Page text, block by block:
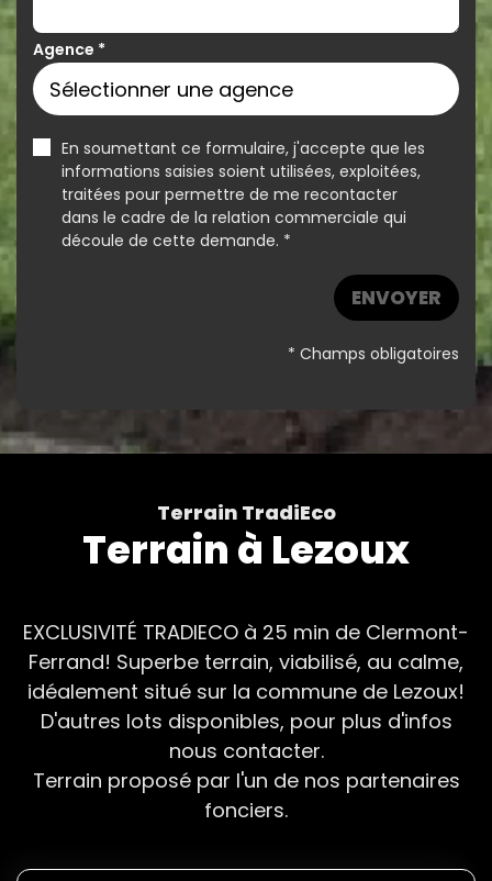
Agence *
En soumettant ce formulaire, j'accepte que les
informations saisies soient utilisées, exploitées,
traitées pour permettre de me recontacter
dans le cadre de la relation commerciale qui
découle de cette demande. *
ENVOYER
* Champs obligatoires
Terrain TradiEco
Terrain à Lezoux
EXCLUSIVITÉ TRADIECO à 25 min de Clermont-
Ferrand! Superbe terrain, viabilisé, au calme,
idéalement situé sur la commune de Lezoux!
D'autres lots disponibles, pour plus d'infos
nous contacter.
Terrain proposé par l'un de nos partenaires
fonciers.